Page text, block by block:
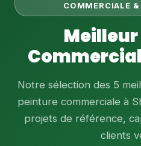
COMMERCIALE
Notre sélection des 5
peinture commerciale à
projets de référence,
clients